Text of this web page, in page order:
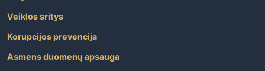
Veiklos sritys
Korupcijos prevencija
Asmens duomenų apsauga